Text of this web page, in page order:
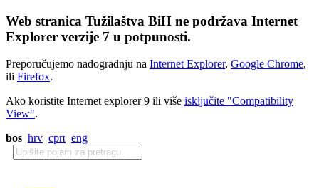
Web stranica Tužilaštva BiH ne podržava Internet
Explorer verzije 7 u potpunosti.
Preporučujemo nadogradnju na Internet Explorer, Google Chrome,
ili Firefox.
Ako koristite Internet explorer 9 ili više isključite "Compatibility
View".
bos hrv срп eng